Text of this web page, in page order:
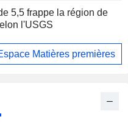
5,5 frappe la région de
l'USGS
Matières premières